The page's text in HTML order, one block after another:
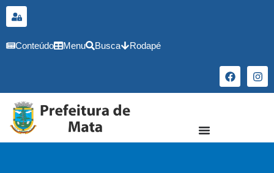
conteúdo
Conteúdo Menu Busca Rodapé